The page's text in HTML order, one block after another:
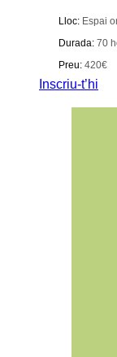
Lloc: Espai
Durada: 70
Preu: 420€
Inscriu-t’hi